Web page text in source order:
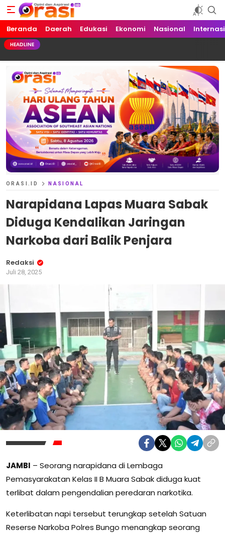
Orasi.ID
Opini dan Aspirasi!
Beranda Daerah Edukasi Ekonomi Nasional
HEADLINE
ORASI.ID NASIONAL
Narapidana Lapas Muara Sabak
Diduga Kendalikan Jaringan
Narkoba dari Balik Penjara
Redaksi
Juli 28, 2025
JAMBI – Seorang narapidana di Lembaga
Pemasyarakatan Kelas II B Muara Sabak diduga kuat
terlibat dalam pengendalian peredaran narkotika.
Keterlibatan napi tersebut terungkap setelah Satuan
Reserse Narkoba Polres Bungo menangkap seorang